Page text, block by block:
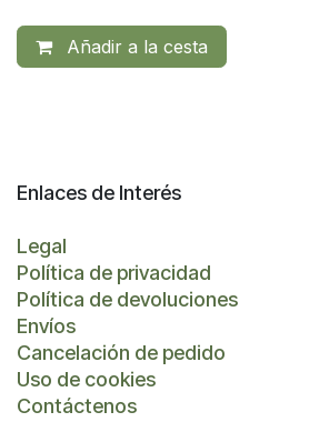
Añadir a la cesta
Enlaces de Interés
Legal
Política de privacidad
Política de devoluciones
Envíos
Cancelación de pedido
Uso de cookies
Contáctenos